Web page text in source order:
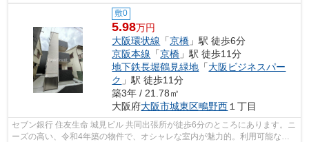
敷0
5.98万円
大阪環状線 「京橋 」駅 徒歩6分
京阪本線 「京橋 」駅 徒歩11分
地下鉄長堀鶴見緑地 「大阪ビジネスパー
ク 」駅 徒歩11分
築3年 / 21.78㎡
大阪府大阪市城東区鴫野西 １丁目
セブン銀行 住友生命 城見ビル 共同出張所が徒歩6分のところにあります。ニ
ーズの高い、令和4年築の物件で、オシャレな室内が魅力的。利用可能な駅